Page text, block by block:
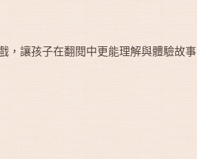
，讓孩子在翻閱中更能理解與體驗故事